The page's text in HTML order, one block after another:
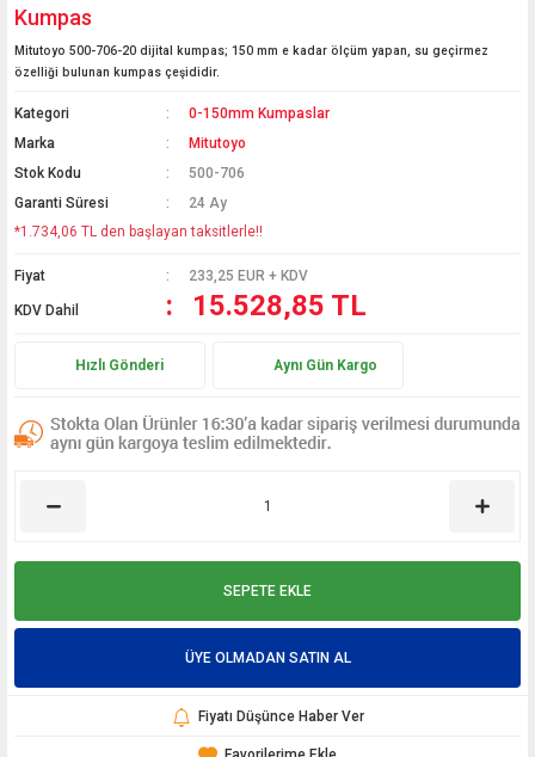
Kumpas
Mitutoyo 500-706-20 dijital kumpas; 150 mm e kadar ölçüm yapan, su geçirmez
özelliği bulunan kumpas çeşididir.
Kategori
0-150mm Kumpaslar
Marka
Mitutoyo
Stok Kodu
500-706
Garanti Süresi
24 Ay
*1.734,06 TL den başlayan taksitlerle!!
Fiyat 233,25 EUR + KDV
KDV Dahil 15.528,85 TL
Hızlı Gönderi Aynı Gün Kargo
SEPETE EKLE
ÜYE OLMADAN SATIN AL
Fiyatı Düşünce Haber Ver